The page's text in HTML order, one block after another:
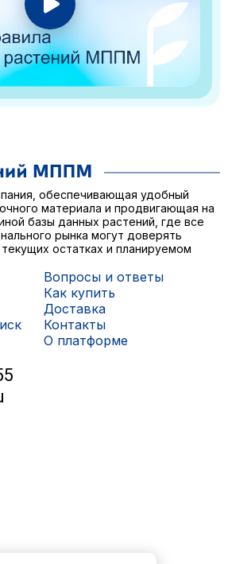
обеспечивающая удобный
материала и продвигающая на
базы данных растений, где все
рынка могут доверять
остатках и планируемом
Вопросы и ответы
Как купить
Доставка
Контакты
О платформе